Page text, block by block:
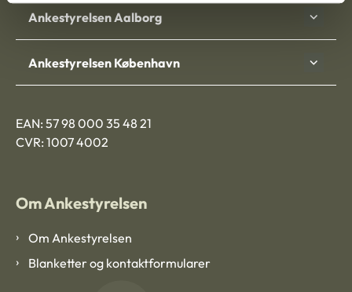
Ankestyrelsen Aalborg
Ankestyrelsen København
EAN: 57 98 000 35 48 21
CVR: 1007 4002
Om Ankestyrelsen
Om Ankestyrelsen
Blanketter og kontaktformularer